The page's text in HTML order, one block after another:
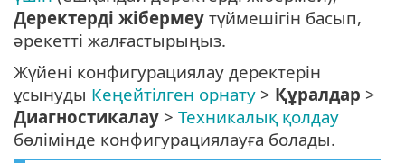
Деректерді жібермеу түймешігін басып,
әрекетті жалғастырыңыз.
Жүйені конфигурациялау деректерін
ұсынуды Кеңейтілген орнату > Құралдар >
Диагностикалау > Техникалық қолдау
бөлімінде конфигурациялауға болады.